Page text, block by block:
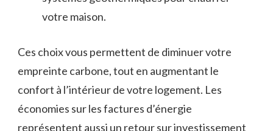
votre maison.
Ces choix vous permettent de diminuer votre
empreinte carbone, tout en augmentant le
confort à l’intérieur de votre logement. Les
économies sur les factures d’énergie
représentent aussi un retour sur investissement